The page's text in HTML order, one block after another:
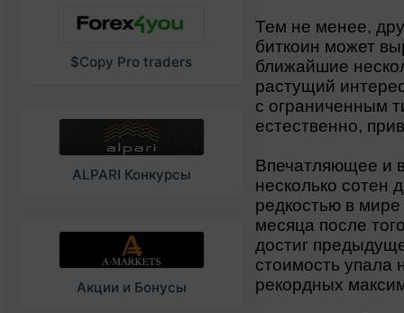
$Copy Pro traders
ALPARI Конкурсы
Акции и Бонусы
Тем не менее,
биткоин может
ближайшие
растущий
с ограниченным
естественно,
Впечатляющее и
несколько сотен
редкостью в
месяца после
достиг
стоимость упала
рекордных